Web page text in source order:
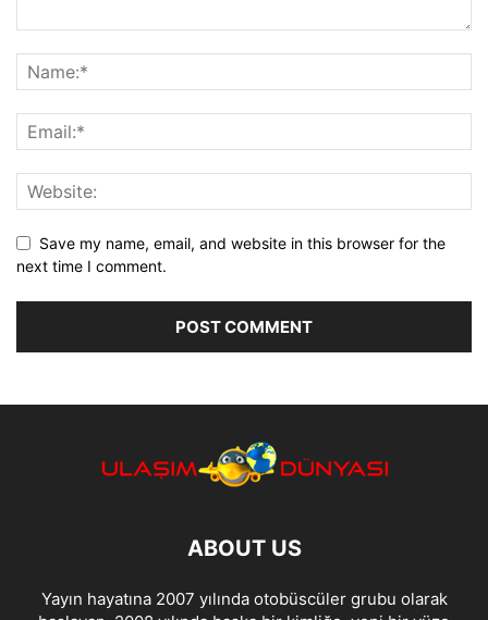
Save my name, email, and website in this browser for the
next time I comment.
ABOUT US
Yayın hayatına 2007 yılında otobüscüler grubu olarak